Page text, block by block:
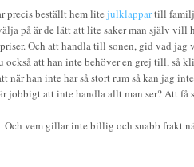
precis beställt hem lite julklappartill
på är de lätt att lite saker man själv vill
Och att handla till sonen, gid vad
också att han inte behöver en grej till, så
när han inte har så stort rum så kan jag
jobbigt att inte handla allt man ser? Att få
Och vem gillar inte billig och snabb frakt